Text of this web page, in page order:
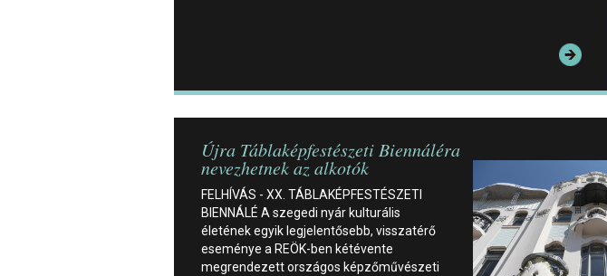
Újra Táblaképfestészeti Biennáléra
nevezhetnek az alkotók
FELHÍVÁS - XX. TÁBLAKÉPFESTÉSZETI
BIENNÁLÉ A szegedi nyár kulturális
életének egyik legjelentősebb, visszatérő
eseménye a REÖK-ben kétévente
megrendezett országos képzőművészeti